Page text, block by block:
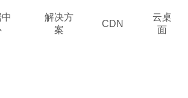
解决方
案
CDN
云桌
面